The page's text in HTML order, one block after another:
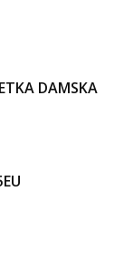
DAMSKA